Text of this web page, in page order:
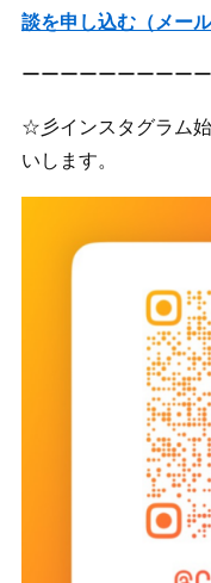
談を申し込む（メー
ーーーーーーーーー
☆彡インスタグラム
いします。